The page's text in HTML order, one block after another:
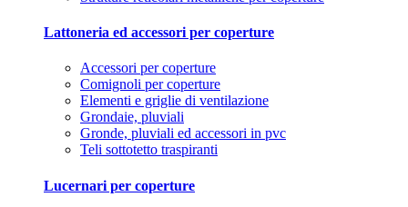
Lattoneria ed accessori per coperture
Accessori per coperture
Comignoli per coperture
Elementi e griglie di ventilazione
Grondaie, pluviali
Gronde, pluviali ed accessori in pvc
Teli sottotetto traspiranti
Lucernari per coperture